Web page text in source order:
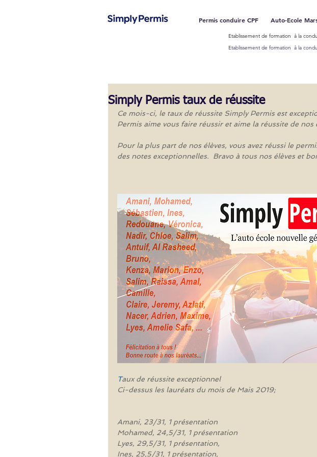
Permis conduire CPF Auto-Ecole
Etablissement de formation à la
Etablissement de formation à la
Simply Permis taux de réussite
Ce mois-ci, le taux de réussite Simply Permis est
Permis aime vous faire réussir et aime la réussite de nos
Pour la plus part de nos élèves, vous avez réussi le
des notes exceptionnelles.  Bravo à tous nos élèves et
Taux de réussite exceptionnel
Ci-dessus les lauréats du mois de Mais 2019;
Amani, 23/31, 1 présentation
Mohamed, 24,5/31, 1 présentation
Lyes, 29,5/31, 1 présentation,
Ines, 25,5/31, 1 présentation,